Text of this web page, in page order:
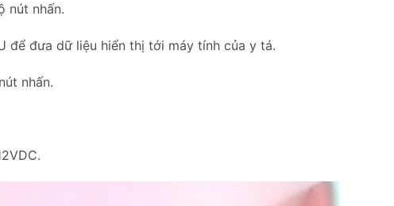
nút nhấn.
để đưa dữ liệu hiển thị tới máy tính của y tá.
nhấn.